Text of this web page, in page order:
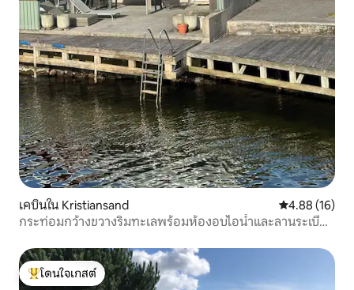
เคบินใน Kristiansand คะแนนเฉลี่ย
4.88 (16)
กระท่อมกว้างขวางริมทะเลพร้อมห้องอบไอน้ำและลานระเบียง
โดนใจเกสต์ที่สุด
โดนใจเกสต์